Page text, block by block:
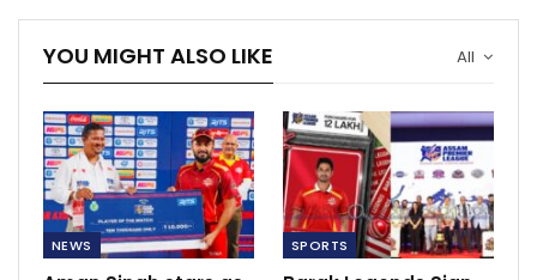
All
YOU MIGHT ALSO LIKE
NEWS SPORTS